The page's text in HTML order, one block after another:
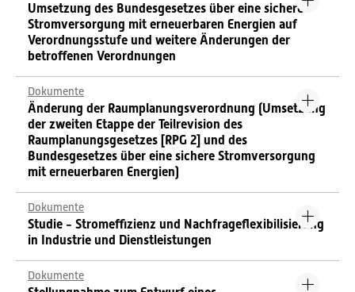
Umsetzung des Bundesgesetzes über eine sichere
Stromversorgung mit erneuerbaren Energien auf
Verordnungsstufe und weitere Änderungen der
betroffenen Verordnungen
Dokumente
Änderung der Raumplanungsverordnung (Umsetzung
der zweiten Etappe der Teilrevision des
Raumplanungsgesetzes [RPG 2] und des
Bundesgesetzes über eine sichere Stromversorgung
mit erneuerbaren Energien)
Dokumente
Studie - Stromeffizienz und Nachfrageflexibilisierung
in Industrie und Dienstleistungen
Dokumente